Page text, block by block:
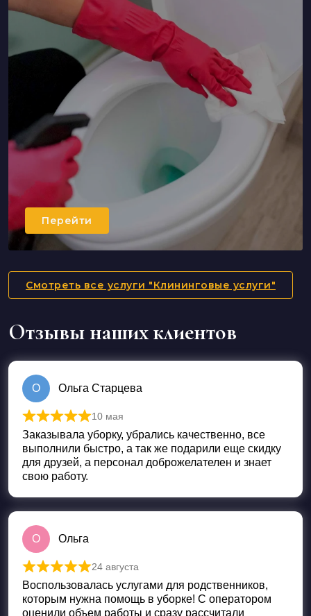
Перейти
Смотреть все услуги "Клининговые услуги"
Отзывы наших клиентов
О Ольга Старцева
Оценка
10 мая
Заказывала уборку, убрались качественно, все
выполнили быстро, а так же подарили еще скидку
для друзей, а персонал доброжелателен и знает
свою работу.
О Ольга
Оценка из 5
24 августа
Воспользовалась услугами для родственников,
которым нужна помощь в уборке! С оператором
оценили объем работы и сразу рассчитали